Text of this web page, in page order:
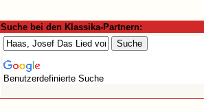
Suche bei den Klassika-Partnern:
Benutzerdefinierte Suche